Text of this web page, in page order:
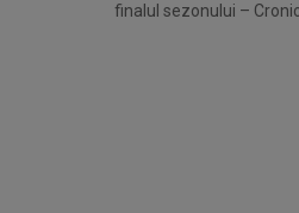
finalul sezonului –